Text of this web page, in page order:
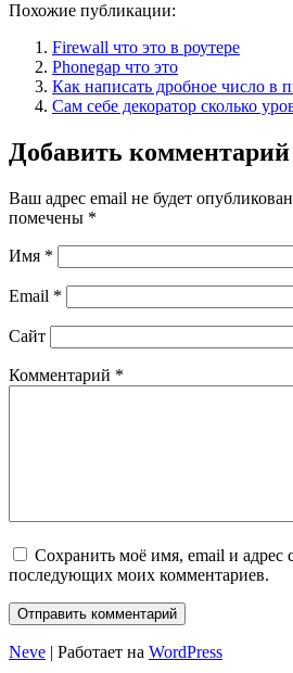
Похожие публикации:
Firewall что это в роутере
Phonegap что это
Как написать дробное число в
Сам себе декоратор сколько
Добавить комментарий
Ваш адрес email не будет
помечены *
Имя *
Email *
Сайт
Комментарий *
Сохранить моё имя, email и адрес
последующих моих комментариев.
Neve | Работает на WordPress